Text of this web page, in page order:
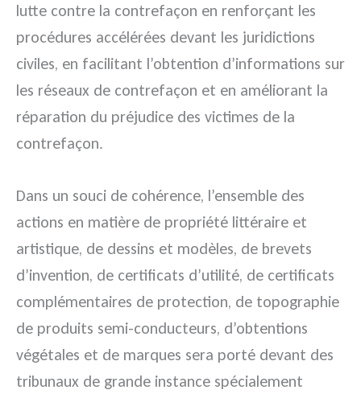
lutte contre la contrefaçon en renforçant les
procédures accélérées devant les juridictions
civiles, en facilitant l’obtention d’informations sur
les réseaux de contrefaçon et en améliorant la
réparation du préjudice des victimes de la
contrefaçon.
Dans un souci de cohérence, l’ensemble des
actions en matière de propriété littéraire et
artistique, de dessins et modèles, de brevets
d’invention, de certificats d’utilité, de certificats
complémentaires de protection, de topographie
de produits semi-conducteurs, d’obtentions
végétales et de marques sera porté devant des
tribunaux de grande instance spécialement